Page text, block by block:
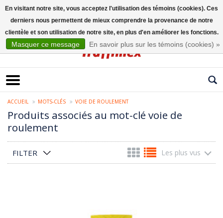
ACCUEIL MOTS-CLÉS VOIE DE ROULEMENT
Produits associés au mot-clé voie de
roulement
FILTER Les plus vus
En visitant notre site, vous acceptez l'utilisation des témoins (cookies). Ces
derniers nous permettent de mieux comprendre la provenance de notre
clientèle et son utilisation de notre site, en plus d'en améliorer les fonctions.
Masquer ce message En savoir plus sur les témoins (cookies) »